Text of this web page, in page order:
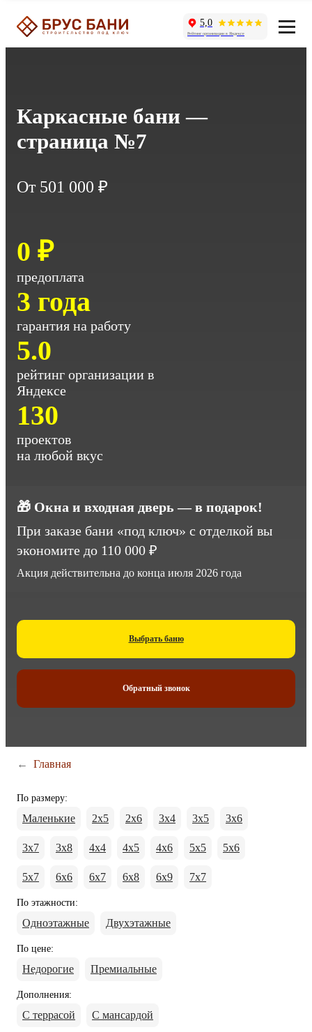
5,0
Рейтинг организации в Яндексе
Каркасные бани —
страница №7
От 501 000 ₽
0 ₽
предоплата
3 года
гарантия на работу
5.0
рейтинг организации в
Яндексе
130
проектов
на любой вкус
🎁 Окна и входная дверь — в подарок!
При заказе бани «под ключ» с отделкой вы
экономите до 110 000 ₽
Акция действительна до конца июля 2026 года
Выбрать баню
Обратный звонок
← Главная
По размеру:
Маленькие 2х5 2х6 3x4 3x5 3x6
3x7 3x8 4x4 4x5 4x6 5x5 5x6
5x7 6x6 6x7 6x8 6x9 7x7
По этажности:
Одноэтажные Двухэтажные
По цене:
Недорогие Премиальные
Дополнения:
С террасой С мансардой